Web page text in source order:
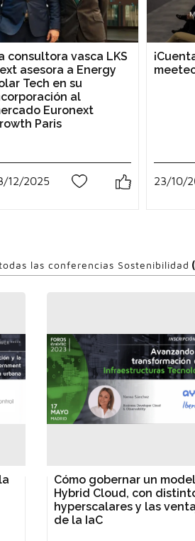
consultora vasca LKS
asesora a Energy
Tech en su
al
Euronext
Paris
12/2025 23/10/
las conferencias Sostenibilidad
Cómo gobernar un
Hybrid Cloud, con
hyperscalares y las
de la IaC